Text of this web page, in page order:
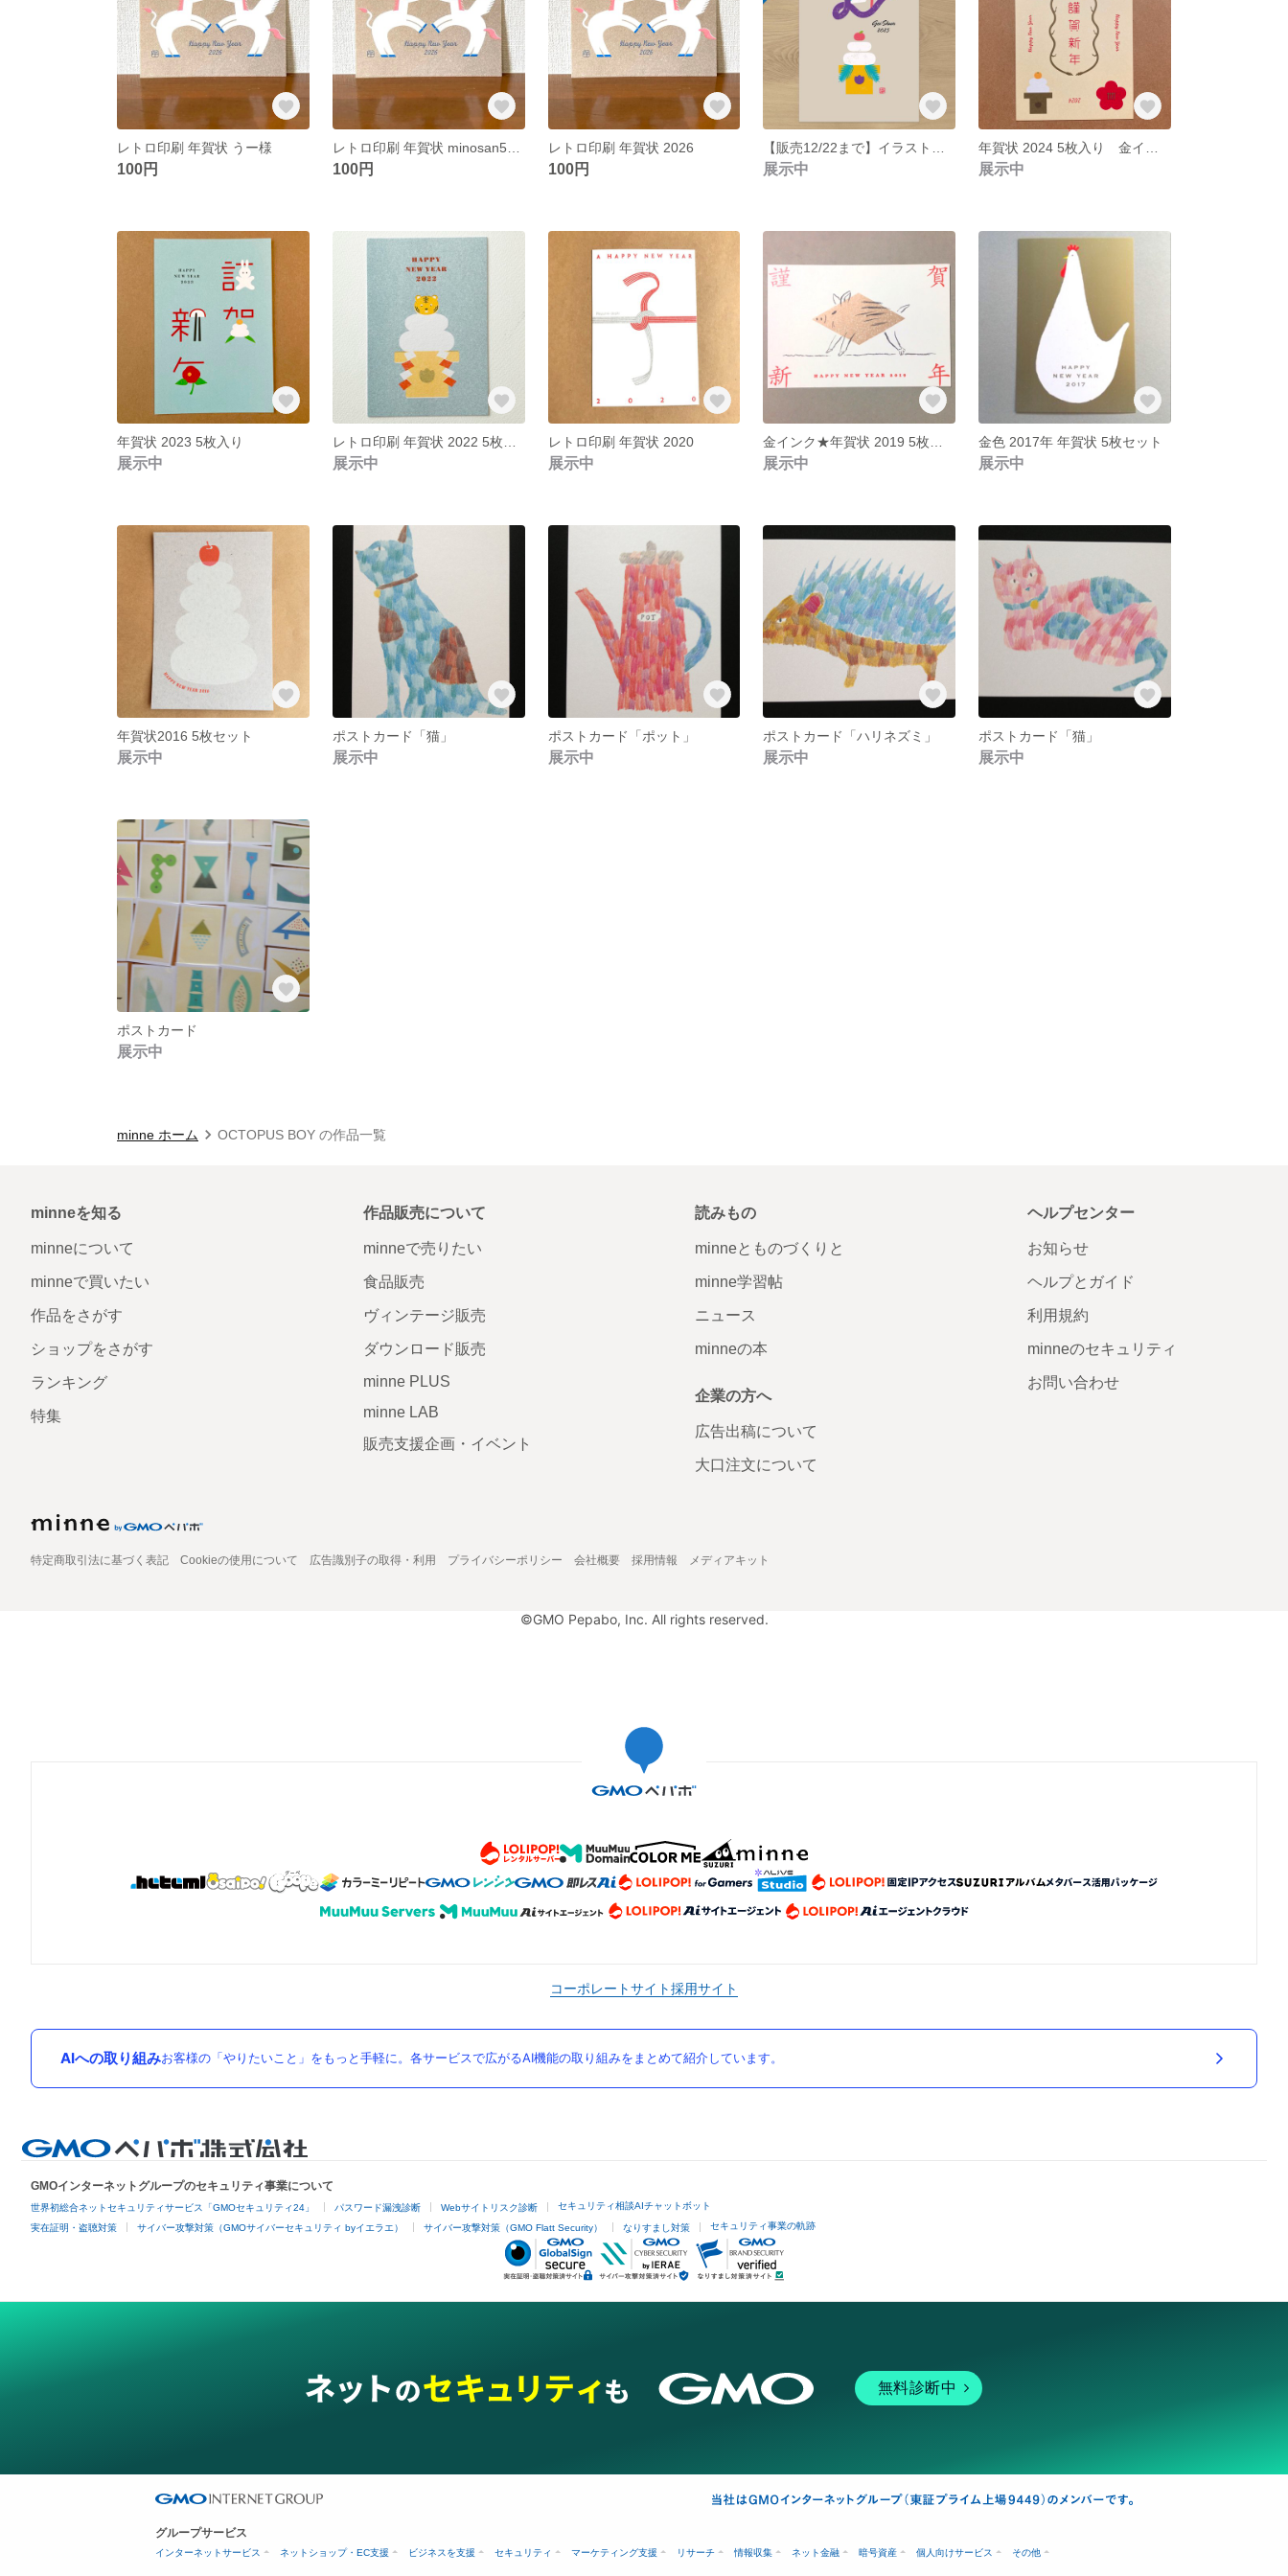
レトロ印刷 年賀状 うー様
100円 100円
レトロ印刷 年賀状 2026
100円 展示中 展示中
年賀状 2023 5枚入り
展示中 展示中
レトロ印刷 年賀状 2020
展示中 展示中
金色 2017年 年賀状 5枚セット
展示中
年賀状2016 5枚セット
展示中
ポストカード「猫」
展示中
ポストカード「ポット」
展示中
ポストカード「ハリネズミ」
展示中
ポストカード「猫」
展示中
ポストカード
展示中
minne ホーム OCTOPUS BOY の作品一覧
minneを知る
minneについて
minneで買いたい
作品をさがす
ショップをさがす
ランキング
特集
作品販売について
minneで売りたい
食品販売
ヴィンテージ販売
ダウンロード販売
minne PLUS
minne LAB
販売支援企画・イベント
読みもの
minneとものづくりと
minne学習帖
ニュース
minneの本
企業の方へ
広告出稿について
大口注文について
ヘルプセンター
お知らせ
ヘルプとガイド
利用規約
minneのセキュリティ
お問い合わせ
特定商取引法に基づく表記 Cookieの使用について 広告識別子の取得・利用 プライバシーポリシー 会社概要 採用情報 メディアキット
©GMO Pepabo, Inc. All rights reserved.
コーポレートサイト採用サイト
AIへの取り組みお客様の「やりたいこと」をもっと手軽に。各サービスで広がるAI機能の取り組みをまとめて紹介しています。
GMOインターネットグループのセキュリティ事業について
世界初総合ネットセキュリティサービス「GMOセキュリティ24」 パスワード漏洩診断 Webサイトリスク診断 セキュリティ相談AIチャットボット
実在証明・盗聴対策 サイバー攻撃対策（GMOサイバーセキュリティ byイエラエ） サイバー攻撃対策（GMO Flatt Security） なりすまし対策 セキュリティ事業の軌跡
無料診断中
グループサービス
インターネットサービス ネットショップ・EC支援 ビジネスを支援 セキュリティ マーケティング支援 リサーチ 情報収集 ネット金融 暗号資産 個人向けサービス その他